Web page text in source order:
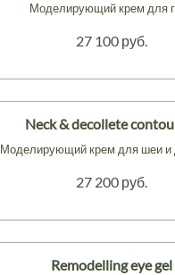
Моделирующий крем для
27 100 руб.
Neck & decollete
Моделирующий крем для шеи и
27 200 руб.
Remodelling eye gel